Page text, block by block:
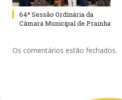
64ª Sessão Ordinária da
Câmara Municipal de Prainha
Os comentários estão fechados.